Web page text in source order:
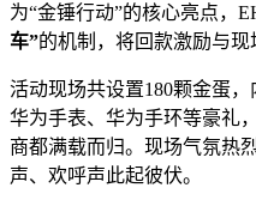
为“金锤行动”的核心亮点，
车”的机制，将回款激励与现
活动现场共设置180颗金蛋，
华为手表、华为手环等豪礼，
商都满载而归。现场气氛热
声、欢呼声此起彼伏。